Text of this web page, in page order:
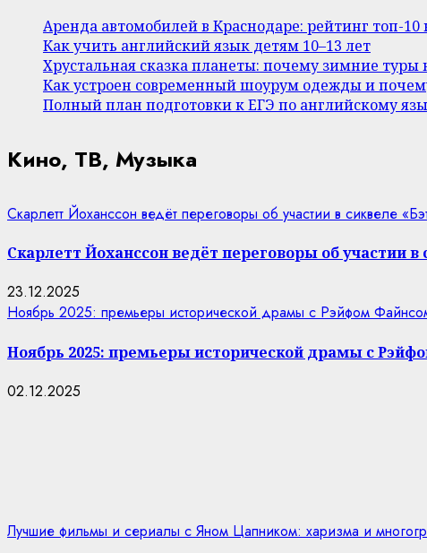
Аренда автомобилей в Краснодаре: рейтинг топ-
Как учить английский язык детям 10–13 лет
Хрустальная сказка планеты: почему зимние туры
Как устроен современный шоурум одежды и
Полный план подготовки к ЕГЭ по английскому
Кино, ТВ, Музыка
Скарлетт Йоханссон ведёт переговоры об участии в сиквеле
Скарлетт Йоханссон ведёт переговоры об участии в
23.12.2025
Ноябрь 2025: премьеры исторической драмы с Рэйфом
Ноябрь 2025: премьеры исторической драмы с
02.12.2025
Лучшие фильмы и сериалы с Яном Цапником: харизма и